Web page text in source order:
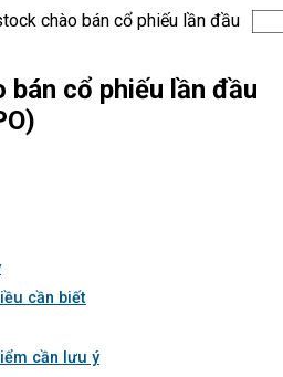
chào bán cổ phiếu lần đầu
cổ phiếu lần đầu
cần biết
cần lưu ý